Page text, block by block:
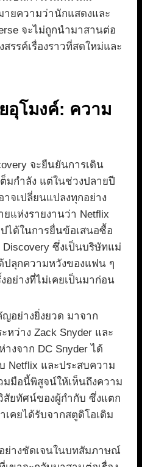
ายความว่านักแสดงและ
จะไม่ถูกนำมาสานต่อ
สรรค์เรื่องราวที่สดใหม่และ
อุโมงค์: ความ
จะยืนยันการเดิน
มกำลัง แต่ในช่วงปลายปี
าจเปลี่ยนแปลงทุกอย่าง
แห่งรายงานว่า Netflix
ได้ในการยื่นข้อเสนอซื้อ
Discovery ซึ่งเป็นบริษัทแม่
ปลุกความหวังของแฟน ๆ
อย่างที่ไม่เคยเป็นมาก่อน
อย่างยิ่งยวด มาจาก
ว่าง Zack Snyder และ
งจาก DC Snyder ได้
Netflix และประสบความ
มมือนี้พิสูจน์ให้เห็นถึงความ
ยทัศน์ของผู้กำกับ ซึ่งแตก
คยได้รับจากสตูดิโอเดิม
ย่างชัดเจนในบทสัมภาษณ์